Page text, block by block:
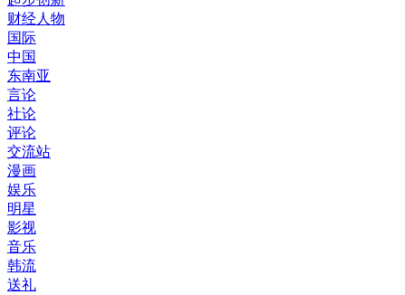
财经人物
国际
中国
东南亚
言论
社论
评论
交流站
漫画
娱乐
明星
影视
音乐
韩流
送礼